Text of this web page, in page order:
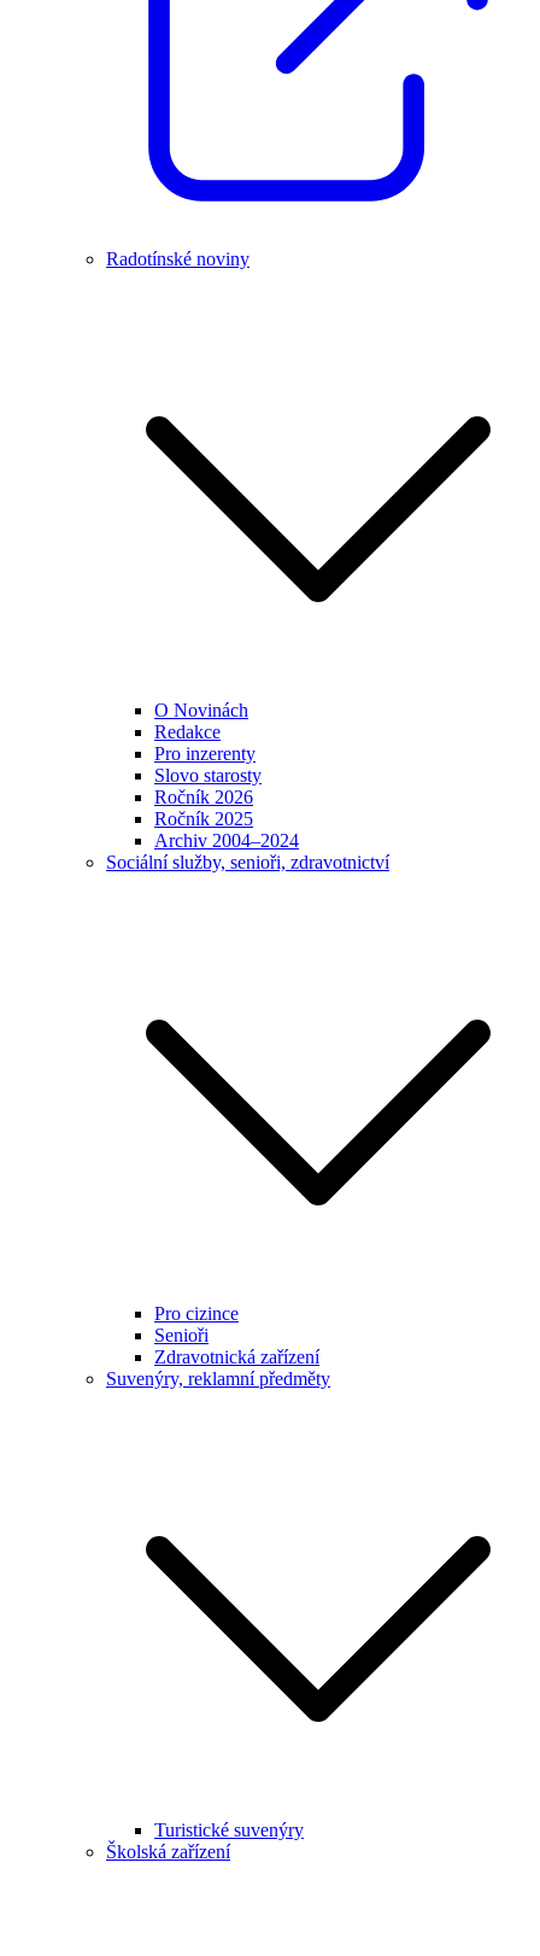
Radotínské noviny
O Novinách
Redakce
Pro inzerenty
Slovo starosty
Ročník 2026
Ročník 2025
Archiv 2004–2024
Sociální služby, senioři, zdravotnictví
Pro cizince
Senioři
Zdravotnická zařízení
Suvenýry, reklamní předměty
Turistické suvenýry
Školská zařízení